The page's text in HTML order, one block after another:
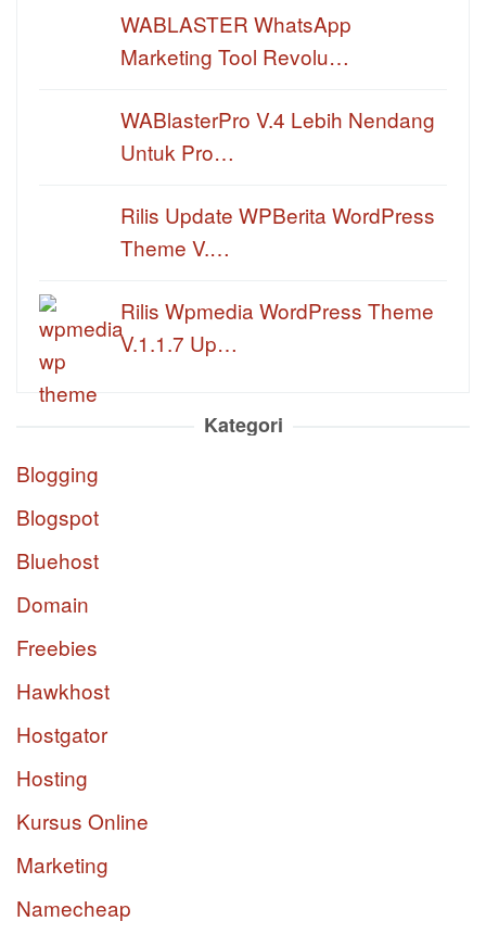
WABLASTER WhatsApp
Marketing Tool Revolu…
WABlasterPro V.4 Lebih Nendang
Untuk Pro…
Rilis Update WPBerita WordPress
Theme V.…
Rilis Wpmedia WordPress Theme
V.1.1.7 Up…
Kategori
Blogging
Blogspot
Bluehost
Domain
Freebies
Hawkhost
Hostgator
Hosting
Kursus Online
Marketing
Namecheap